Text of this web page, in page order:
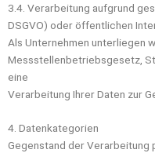
3.4. Verarbeitung aufgrund
DSGVO) oder öffentlichen
Als Unternehmen unterliegen
Messstellenbetriebsgesetz,
eine
Verarbeitung Ihrer Daten zur
4. Datenkategorien
Gegenstand der Verarbeitung